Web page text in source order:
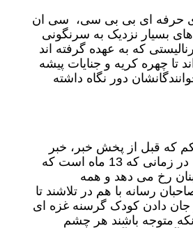
حرفه ای بی بی سی، سی ان
بسیار نزدیک به سرنگونی
که به عهده گرفته اند
تا چهره کریه و جنایات پیشه
دور نگاه داشته
که قبل از پخش خبر، خبر
پخش شده است، در زمانی که 13 ماه است که
رخ می دهد و همه
رسانه با هم در تلاشند تا
دادن کودک گرسنه غزه ای
متوجه باشند هر چشم